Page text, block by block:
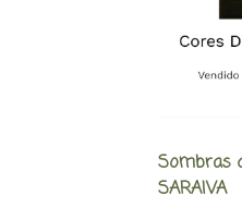
Sombras
SARAIVA